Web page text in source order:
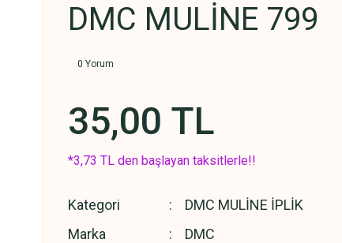
DMC MULİNE 799
0 Yorum
35,00 TL
*3,73 TL den başlayan taksitlerle!!
Kategori
DMC MULİNE İPLİK
Marka
DMC